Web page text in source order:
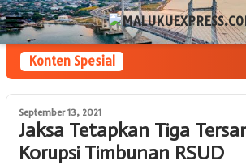
Loncat
ke
konten
Menu
Mobile
Konten Spesial
September 13, 2021
Jaksa Tetapkan Tiga
Korupsi Timbunan RSUD